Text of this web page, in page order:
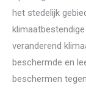
het stedelijk
veranderend
beschermde en
beschermen